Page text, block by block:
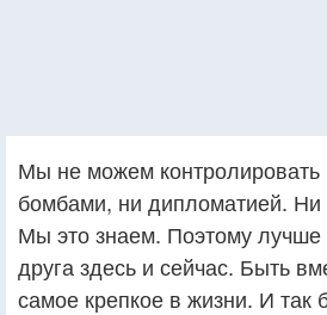
Мы не можем контролировать
бомбами, ни дипломатией.
Мы это знаем. Поэтому лучше
друга здесь и сейчас. Быть
самое крепкое в жизни. И так